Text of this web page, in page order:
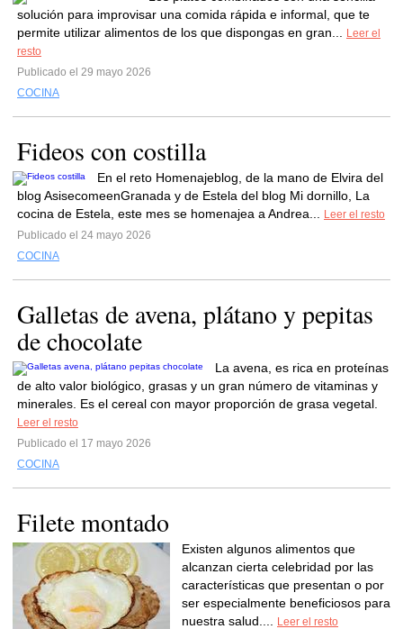
solución para improvisar una comida rápida e informal, que te
permite utilizar alimentos de los que dispongas en gran...
Leer el
resto
Publicado el 29 mayo 2026
COCINA
Fideos con costilla
En el reto Homenajeblog, de la mano de Elvira del
blog AsisecomeenGranada y de Estela del blog Mi dornillo, La
cocina de Estela, este mes se homenajea a Andrea...
Leer el resto
Publicado el 24 mayo 2026
COCINA
Galletas de avena, plátano y pepitas
de chocolate
La avena, es rica en proteínas
de alto valor biológico, grasas y un gran número de vitaminas y
minerales. Es el cereal con mayor proporción de grasa vegetal.
Leer el resto
Publicado el 17 mayo 2026
COCINA
Filete montado
Existen algunos alimentos que
alcanzan cierta celebridad por las
características que presentan o por
ser especialmente beneficiosos para
nuestra salud....
Leer el resto